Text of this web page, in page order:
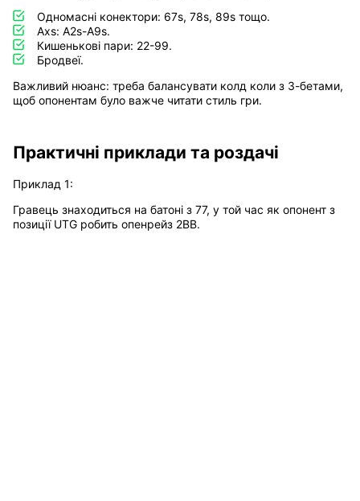
Одномасні конектори: 67s, 78s, 89s тощо.
Аxs: A2s-A9s.
Кишенькові пари: 22-99.
Бродвеї.
Важливий нюанс: треба балансувати колд коли з 3-бетами,
щоб опонентам було важче читати стиль гри.
Практичні приклади та роздачі
Приклад 1:
Гравець знаходиться на батоні з 77, у той час як опонент з
позиції UTG робить опенрейз 2BB.